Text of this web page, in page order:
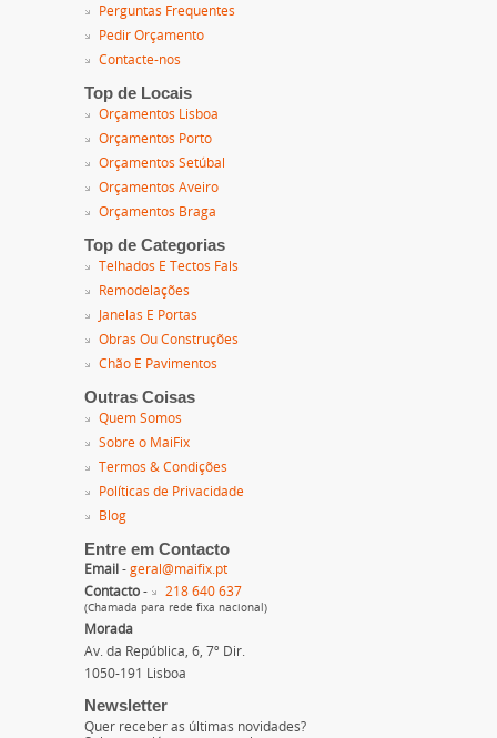
Perguntas Frequentes
Pedir Orçamento
Contacte-nos
Top de Locais
Orçamentos Lisboa
Orçamentos Porto
Orçamentos Setúbal
Orçamentos Aveiro
Orçamentos Braga
Top de Categorias
Telhados E Tectos Fals
Remodelações
Janelas E Portas
Obras Ou Construções
Chão E Pavimentos
Outras Coisas
Quem Somos
Sobre o MaiFix
Termos & Condições
Políticas de Privacidade
Blog
Entre em Contacto
Email - geral@maifix.pt
Contacto - 218 640 637
(Chamada para rede fixa nacional)
Morada
Av. da República, 6, 7º Dir.
1050-191 Lisboa
Newsletter
Quer receber as últimas novidades?